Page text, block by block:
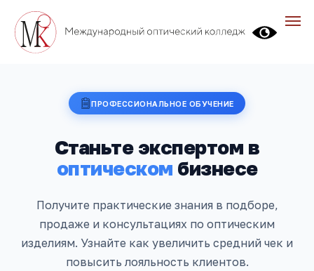
ПРОФЕССИОНАЛЬНОЕ ОБУЧЕНИЕ
Станьте экспертом в
оптическом бизнесе
Получите практические знания в подборе,
продаже и консультациях по оптическим
изделиям. Узнайте как увеличить средний чек и
повысить лояльность клиентов.